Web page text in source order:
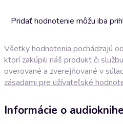
Pridať hodnotenie môžu iba
Všetky hodnotenia pochádzajú
ktorí zakúpili náš produkt či
overované a zverejňované v
zásadami pre užívateľské
Informácie o audioknihe